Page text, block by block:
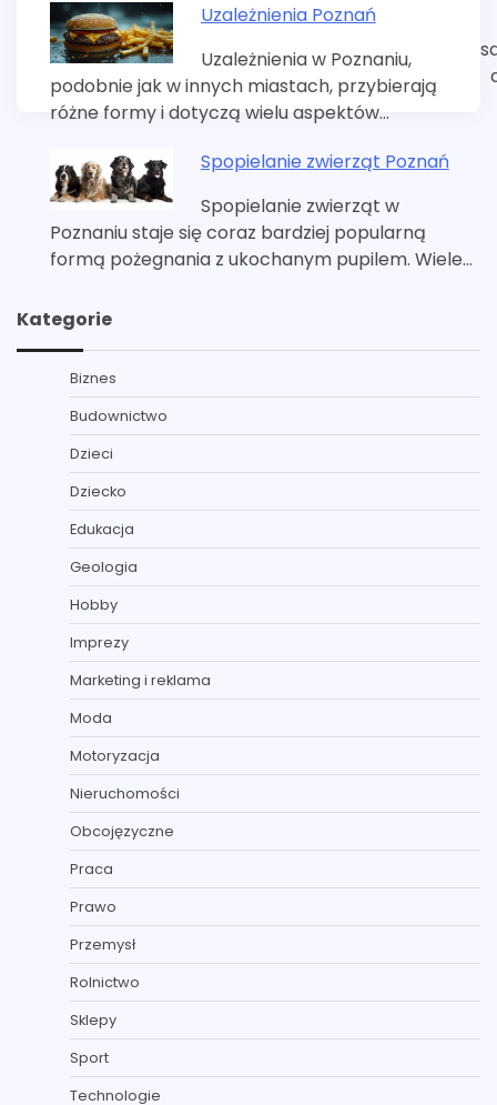
Uzależnienia Poznań
Uzależnienia w Poznaniu,
podobnie jak w innych miastach, przybierają
różne formy i dotyczą wielu aspektów…
Spopielanie zwierząt Poznań
Spopielanie zwierząt w
Poznaniu staje się coraz bardziej popularną
formą pożegnania z ukochanym pupilem. Wiele…
Kategorie
Biznes
Budownictwo
Dzieci
Dziecko
Edukacja
Geologia
Hobby
Imprezy
Marketing i reklama
Moda
Motoryzacja
Nieruchomości
Obcojęzyczne
Praca
Prawo
Przemysł
Rolnictwo
Sklepy
Sport
Technologie